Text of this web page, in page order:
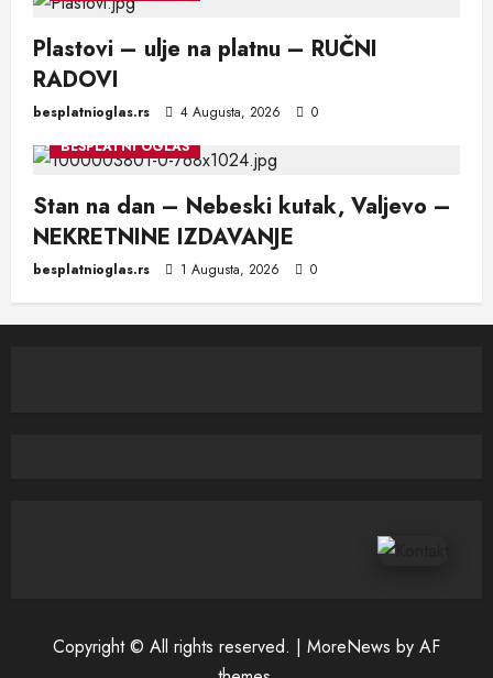
Plastovi – ulje na platnu – RUČNI
RADOVI
besplatnioglas.rs 4 Augusta, 2026
0
BESPLATNI OGLAS
Stan na dan – Nebeski kutak, Valjevo –
NEKRETNINE IZDAVANJE
besplatnioglas.rs 1 Augusta, 2026 0
Copyright © All rights reserved. | MoreNews by AF